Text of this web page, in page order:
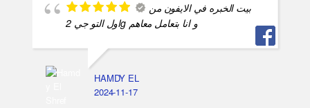
بيت الخبره في الايفون من
اول التو جي 2g و انا بتعامل معاهم
HAMDY EL
2024-11-17